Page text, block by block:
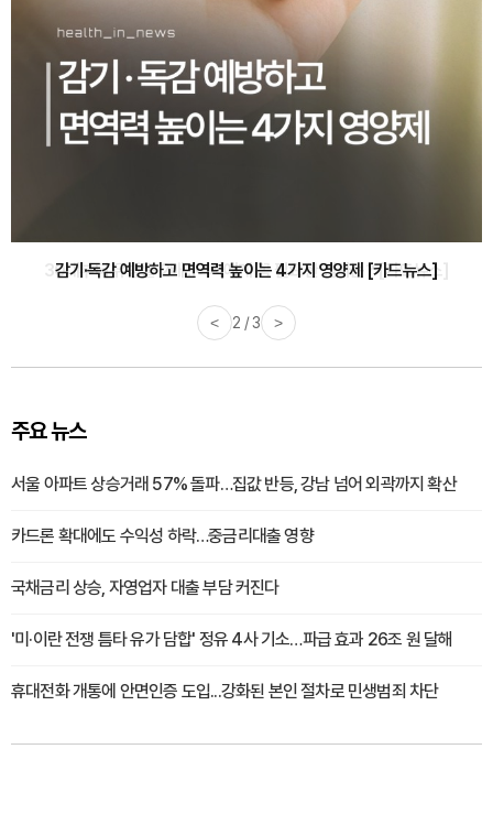
감기·독감 예방하고 면역력 높이는 4가지 영양제 [카드뉴스]
< 3 / 3 >
주요 뉴스
서울 아파트 상승거래 57% 돌파…집값 반등, 강남 넘어 외곽까지 확산
카드론 확대에도 수익성 하락…중금리대출 영향
국채금리 상승, 자영업자 대출 부담 커진다
'미·이란 전쟁 틈타 유가 담합' 정유 4사 기소…파급 효과 26조 원 달해
휴대전화 개통에 안면인증 도입...강화된 본인 절차로 민생범죄 차단